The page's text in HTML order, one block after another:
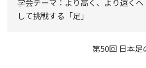
して挑戦する「足」
第50回 日本足